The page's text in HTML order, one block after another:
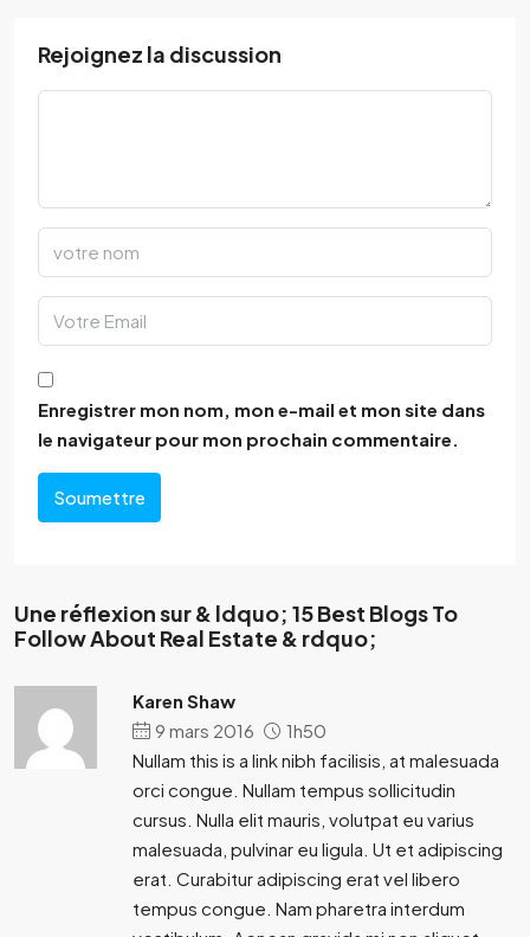
Rejoignez la discussion
Enregistrer mon nom, mon e-mail et mon site dans
le navigateur pour mon prochain commentaire.
Soumettre
Une réflexion sur & ldquo; 15 Best Blogs To
Follow About Real Estate & rdquo;
Karen Shaw
9 mars 2016
1h50
Nullam this is a link nibh facilisis, at malesuada
orci congue. Nullam tempus sollicitudin
cursus. Nulla elit mauris, volutpat eu varius
malesuada, pulvinar eu ligula. Ut et adipiscing
erat. Curabitur adipiscing erat vel libero
tempus congue. Nam pharetra interdum